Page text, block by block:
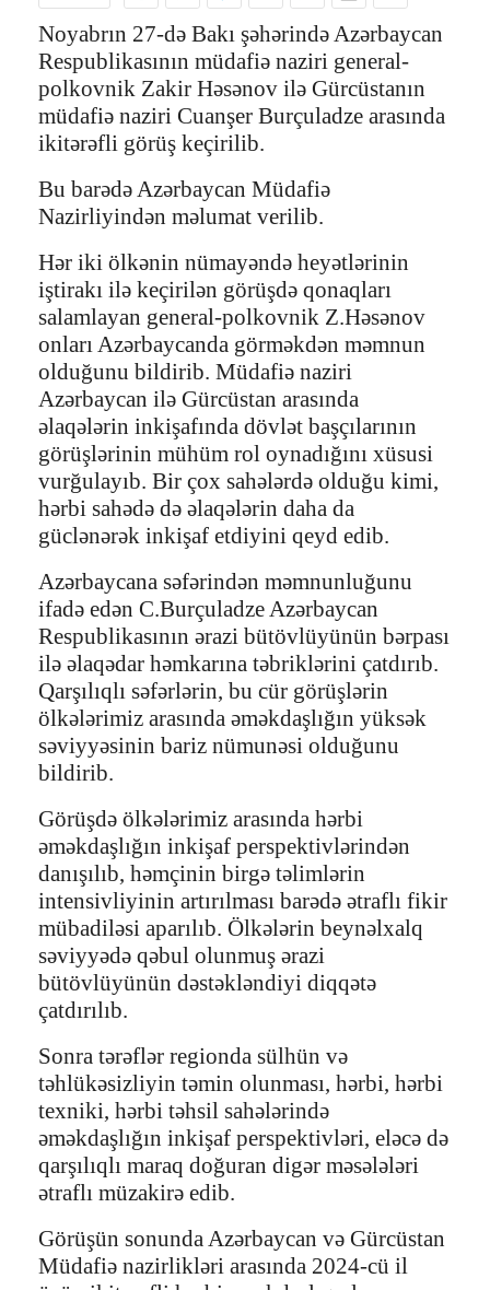
Noyabrın 27-də Bakı şəhərində Azərbaycan
Respublikasının müdafiə naziri general-
polkovnik Zakir Həsənov ilə Gürcüstanın
müdafiə naziri Cuanşer Burçuladze arasında
ikitərəfli görüş keçirilib.
Bu barədə Azərbaycan Müdafiə
Nazirliyindən məlumat verilib.
Hər iki ölkənin nümayəndə heyətlərinin
iştirakı ilə keçirilən görüşdə qonaqları
salamlayan general-polkovnik Z.Həsənov
onları Azərbaycanda görməkdən məmnun
olduğunu bildirib. Müdafiə naziri
Azərbaycan ilə Gürcüstan arasında
əlaqələrin inkişafında dövlət başçılarının
görüşlərinin mühüm rol oynadığını xüsusi
vurğulayıb. Bir çox sahələrdə olduğu kimi,
hərbi sahədə də əlaqələrin daha da
güclənərək inkişaf etdiyini qeyd edib.
Azərbaycana səfərindən məmnunluğunu
ifadə edən C.Burçuladze Azərbaycan
Respublikasının ərazi bütövlüyünün bərpası
ilə əlaqədar həmkarına təbriklərini çatdırıb.
Qarşılıqlı səfərlərin, bu cür görüşlərin
ölkələrimiz arasında əməkdaşlığın yüksək
səviyyəsinin bariz nümunəsi olduğunu
bildirib.
Görüşdə ölkələrimiz arasında hərbi
əməkdaşlığın inkişaf perspektivlərindən
danışılıb, həmçinin birgə təlimlərin
intensivliyinin artırılması barədə ətraflı fikir
mübadiləsi aparılıb. Ölkələrin beynəlxalq
səviyyədə qəbul olunmuş ərazi
bütövlüyünün dəstəkləndiyi diqqətə
çatdırılıb.
Sonra tərəflər regionda sülhün və
təhlükəsizliyin təmin olunması, hərbi, hərbi
texniki, hərbi təhsil sahələrində
əməkdaşlığın inkişaf perspektivləri, eləcə də
qarşılıqlı maraq doğuran digər məsələləri
ətraflı müzakirə edib.
Görüşün sonunda Azərbaycan və Gürcüstan
Müdafiə nazirlikləri arasında 2024-cü il